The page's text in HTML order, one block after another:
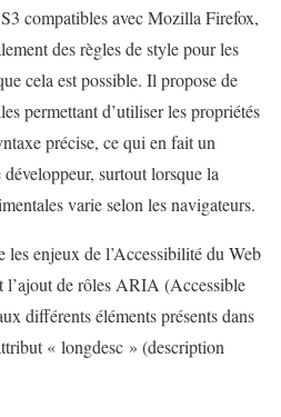
compatibles avec Mozilla Firefox,
des règles de style pour les
cela est possible. Il propose de
permettant d’utiliser les propriétés
précise, ce qui en fait un
surtout lorsque la
varie selon les navigateurs.
les enjeux de l’Accessibilité du Web
l’ajout de rôles ARIA (Accessible
différents éléments présents dans
« longdesc » (description